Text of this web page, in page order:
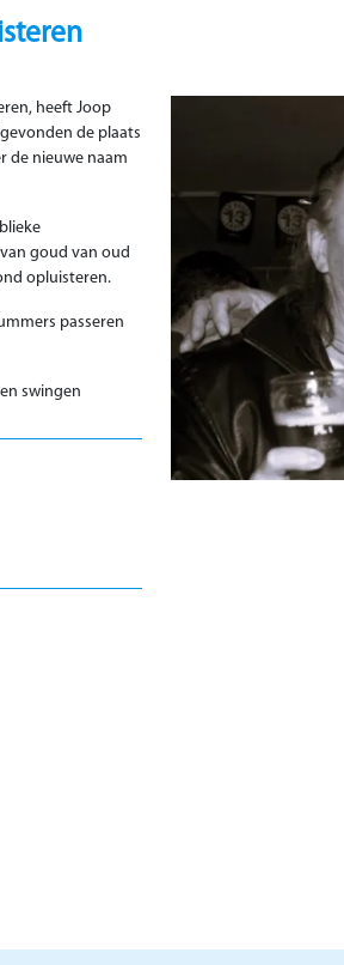
heeft Joop
de plaats
de nieuwe naam
goud van oud
opluisteren.
passeren
swingen